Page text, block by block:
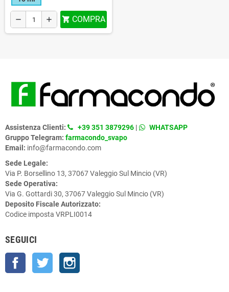
remove add  COMPRA
Assistenza Clienti: +39 351 3879296 |
WHATSAPP
Gruppo Telegram: farmacondo_svapo
Email: info@farmacondo.com
Sede Legale:
Via P. Borsellino 13, 37067 Valeggio Sul Mincio (VR)
Sede Operativa:
Via G. Gottardi 30, 37067 Valeggio Sul Mincio (VR)
Deposito Fiscale Autorizzato:
Codice imposta VRPLI0014
SEGUICI
Facebook Twitter